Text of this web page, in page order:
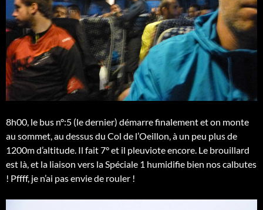
8h00, le bus n°:5 (le dernier) démarre finalement et on monte
au sommet, au dessus du Col de l’Oeillon, à un peu plus de
1200m d’altitude. Il fait 7° et il pleuviote encore. Le brouillard
est là, et la liaison vers la Spéciale 1 humidifie bien nos calbutes
! Pffff, je n’ai pas envie de rouler !